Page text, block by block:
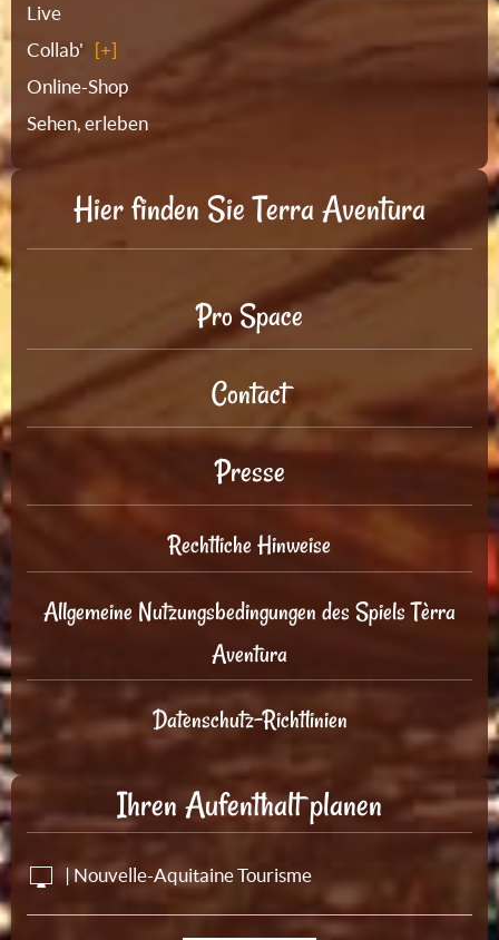
Live
Collab'
Online-Shop
Sehen, erleben
Hier finden Sie Terra Aventura
Pro Space
Contact
Presse
Rechtliche Hinweise
Allgemeine Nutzungsbedingungen des Spiels Tèrra
Aventura
Datenschutz-Richtlinien
Ihren Aufenthalt planen
| Nouvelle-Aquitaine Tourisme